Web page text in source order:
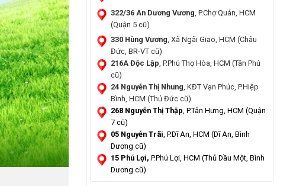
322/36 An Dương Vương, P.Chợ Quán, HCM
(Quận 5 cũ)
330 Hùng Vương, Xã Ngãi Giao, HCM (Châu
Đức, BR-VT cũ)
216A Độc Lập, P.Phú Thọ Hòa, HCM (Tân Phú
cũ)
24 Nguyễn Thị Nhung, KĐT Vạn Phúc, P.Hiệp
Bình, HCM (Thủ Đức cũ)
268 Nguyễn Thị Thập, P.Tân Hưng, HCM (Quận
7 cũ)
05 Nguyễn Trãi, P.Dĩ An, HCM (Dĩ An, Bình
Dương cũ)
15 Phú Lợi, P.Phú Lợi, HCM (Thủ Dầu Một, Bình
Dương cũ)